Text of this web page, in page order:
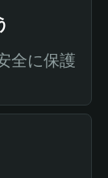
全に保護